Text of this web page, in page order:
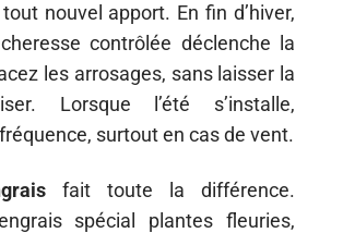
nouvel apport. En fin d’hiver,
contrôlée déclenche la
les arrosages, sans laisser la
Lorsque l’été s’installe,
surtout en cas de vent.
fait toute la différence.
spécial plantes fleuries,